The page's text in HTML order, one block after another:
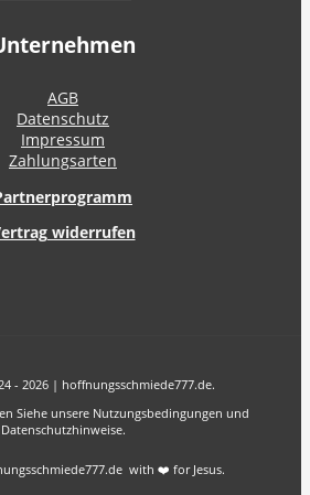
AGB
Datenschutz
Impressum
Zahlungsarten
widerrufen
- 2026 | hoffnungsschmiede777.de.
Siehe unsere Nutzungsbedingungen und
Datenschutzhinweise.
with ❤️ for Jesus.